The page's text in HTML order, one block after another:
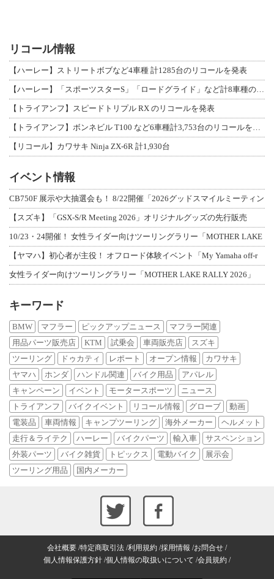
リコール情報
【ハーレー】ストリートボブなど4車種 計1285台のリコールを発表
【トライアンフ】スピードトリプル RX のリコールを発表
【リコール】カワサキ Ninja ZX-6R 計1,930台
イベント情報
CB750F 展示や大抽選会も！ 8/22開催「2026グッドスマイルミーティン
【スズキ】「GSX-S/R Meeting 2026」オリジナルグッズの先行販売
10/23・24開催！ 女性ライダー向けツーリングラリー「MOTHER LAKE
【ヤマハ】初心者が主役！ オフロード体験イベント「My Yamaha off-r
女性ライダー向けツーリングラリー「MOTHER LAKE RALLY 2026」
キーワード
BMW マフラー ピックアップニュース
マフラー関連
用品パーツ販売店
KTM 試乗会 車両販売店
スズキ
ツーリング
ドゥカティ レポート オープン情報
カワサキ
ヤマハ
ホンダ ハンドル関連 バイク用品
アパレル
キャンペーン
イベント モータースポーツ
ニュース
トライアンフ
バイクイベント リコール情報 グローブ
動画
電装品
車両情報 キャンプツーリング 海外メーカー
ヘルメット
走行＆ライテク
ハーレー バイクパーツ 輸入車
サスペンション
外装パーツ
バイク雑貨 トピックス 電動バイク
展示会
ツーリング用品
国内メーカー
会社概要 特定商取引法 利用規約 採用情報 お問合せ
個人情報保護方針 個人情報の取扱いについて 会員規約